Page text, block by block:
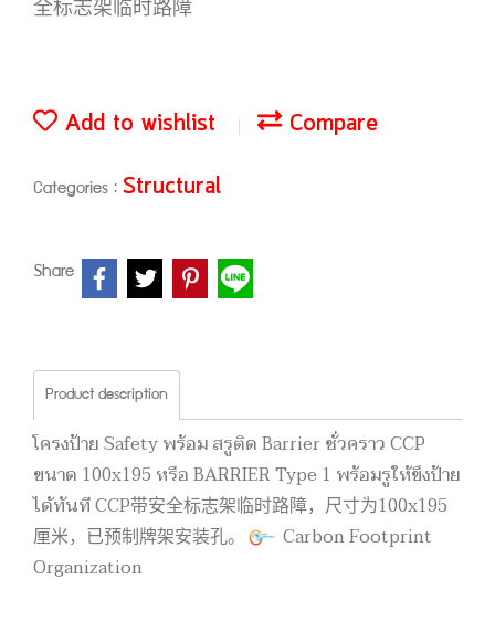
全标志架临时路障
Add to wishlist Compare
Categories : Structural
Share
Product description
โครงป้าย Safety พร้อม สรูติด Barrier ชั่วคราว CCP
ขนาด 100x195 หรือ BARRIER Type 1 พร้อมรูให้ขึงป้าย
ได้ทันที CCP带安全标志架临时路障，尺寸为100x195
厘米，已预制牌架安装孔。
Carbon Footprint
Organization